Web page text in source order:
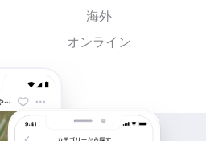
海外
オンライン